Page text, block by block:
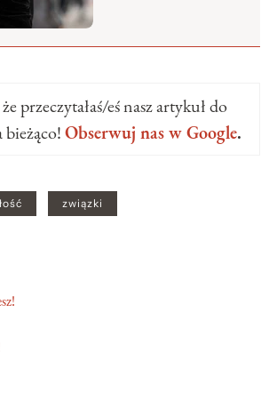
przeczytałaś/eś nasz artykuł do
bieżąco!Obserwuj nas w Google.
związki